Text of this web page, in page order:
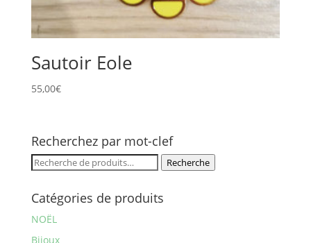
Sautoir Eole
55,00€
Recherchez par mot-clef
Recherche
Recherche
Catégories de produits
NOËL
Bijoux